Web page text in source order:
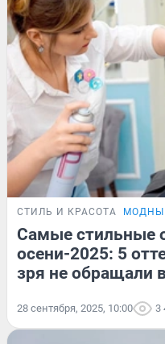
СТИЛЬ И КРАСОТА
Самые стильные
осени-2025: 5
зря не обращали
28 сентября, 2025, 10:00 3